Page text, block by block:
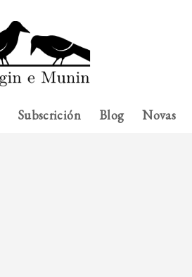
Subscrición Blog Novas